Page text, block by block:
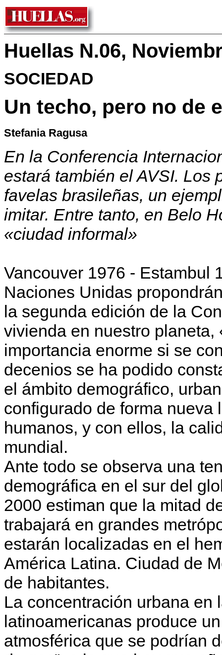
Huellas N.06,
SOCIEDAD
Un techo, pero no de
Stefania Ragusa
En la Conferencia
estará también el AVSI. Los
favelas brasileñas, un
imitar. Entre tanto, en Belo
«ciudad informal»
Vancouver 1976 - Estambul
Naciones Unidas
la segunda edición de la
vivienda en nuestro
importancia enorme si se
decenios se ha podido
el ámbito demográfico,
configurado de forma
humanos, y con ellos, la
mundial.
Ante todo se observa una
demográfica en el sur del
2000 estiman que la mitad
trabajará en grandes
estarán localizadas en el
América Latina. Ciudad de
de habitantes.
La concentración urbana en
latinoamericanas produce
atmosférica que se podrían